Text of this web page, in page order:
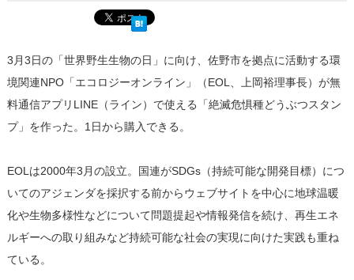
3月3日の「世界野生生物の日」に向け、佐野市を拠点に活動する環
境関連NPO「エコロジーオンライン」（EOL、上岡裕理事長）が無
料通信アプリLINE（ライン）で使える「絶滅危惧種どうぶつスタン
プ」を作った。1日から購入できる。
EOLは2000年3月の設立。国連がSDGs（持続可能な開発目標）につ
いてのアジェンダを採択する前からウェブサイトを中心に地球温暖
化や生物多様性などについて問題提起や情報発信を続け、再生エネ
ルギーへの取り組みなど持続可能な社会の実現に向けた実践も重ね
ている。